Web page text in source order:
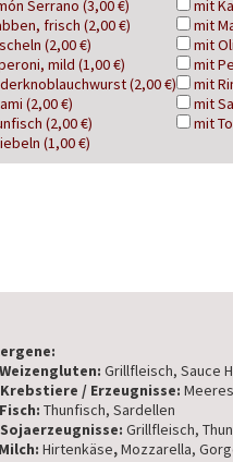
Serrano (3,00 €)
mit
frisch (2,00 €)
mit
(2,00 €)
mit
mild (1,00 €)
mit
(2,00 €)
mit
(2,00 €)
mit
(2,00 €)
mit
(1,00 €)
Grillfleisch, Sauce
/ Erzeugnisse:
Thunfisch, Sardellen
Sojaerzeugnisse: Grillfleisch,
Hirtenkäse,Mozzarella,